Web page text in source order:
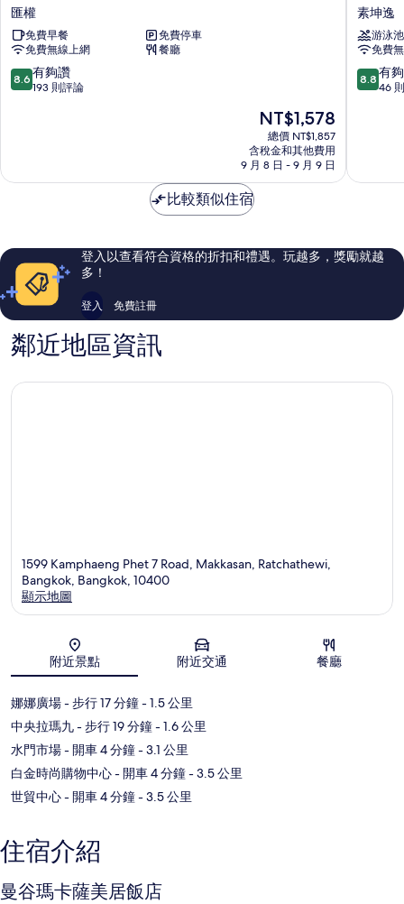
谷
蘇
恩
維
賽
IHG
選
店
匯
匯權
免費早餐
免費停車
免費無線上網
餐廳
8.6
分，
夠
評
論
8.6 有夠讚
193 則評論
現
在
價
格
為
NT$1,578
總價 NT$1,857
含稅金和其他費用
9 月 8 日 - 9 月 9 日
谷
凱
悅
嘉
軒
素
店
素坤逸
游泳池
免費
8.8
分，
夠
評
論
8.8 有
46
比較類似住宿
登入以查看符合資格的折扣和禮遇。玩越多，獎勵就越
多！
登入 免費註冊
鄰近地區資訊
1599 Kamphaeng Phet 7 Road, Makkasan, Ratchathewi,
Bangkok, Bangkok, 10400
顯示地圖
附近景點 附近交通 餐廳
娜娜廣場- 步行 17 分鐘- 1.5 公里
中央拉瑪九- 步行 19 分鐘- 1.6 公里
水門市場- 開車 4 分鐘- 3.1 公里
白金時尚購物中心- 開車 4 分鐘- 3.5 公里
世貿中心- 開車 4 分鐘- 3.5 公里
住宿介紹
曼谷瑪卡薩美居飯店